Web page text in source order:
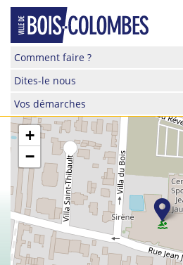
Skip
content
Site
de
la
de
Bois-
Colombes
Comment faire ?
Dites-le nous
Vos démarches
+
−